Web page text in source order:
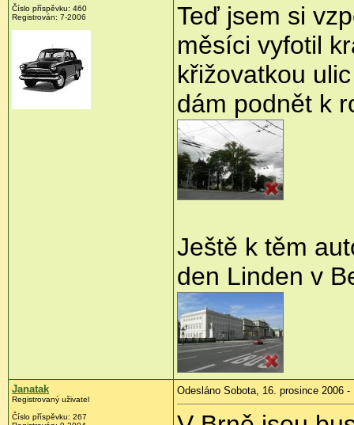
Číslo příspěvku: 460
Registrován: 7-2006
Teď jsem si
měsíci vyfotil
křižovatkou
dám podnět k
Ještě k těm
den Linden v
Janatak
Registrovaný uživatel
Číslo příspěvku: 267
Odesláno Sobota, 16. prosince 2006 -